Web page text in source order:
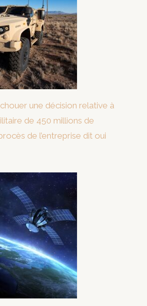
une décision relative à
de 450 millions de
de l’entreprise dit oui